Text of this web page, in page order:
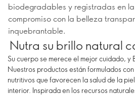
biodegradables y registradas en
compromiso con la belleza
inquebrantable.
Nutra su brillo natural
Su cuerpo se merece el mejor cuidado, y
Nuestros productos están formulados
nutritivos que favorecen la salud de la
interior. Inspirada en los recursos